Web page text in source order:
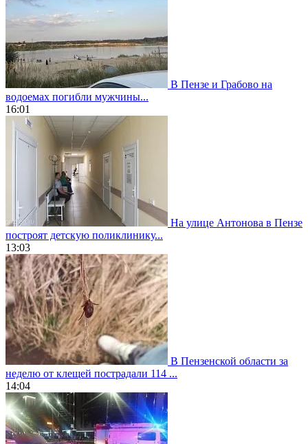
В Пензе и Грабово на
водоемах погибли мужчины...
16:01
На улице Антонова в Пензе
построят детскую поликлинику...
13:03
В Пензенской области за
неделю от клещей пострадали 114 ...
14:04